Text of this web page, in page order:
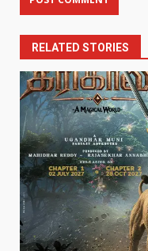
RELATED STORIES